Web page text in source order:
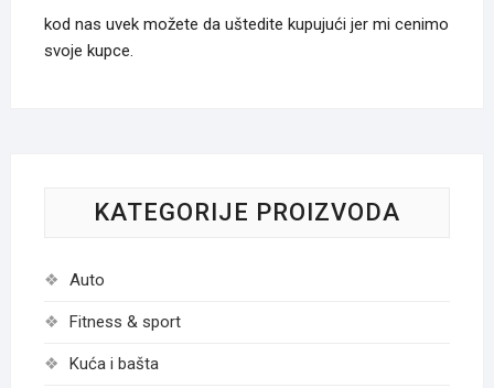
kod nas uvek možete da uštedite kupujući jer mi cenimo
svoje kupce.
KATEGORIJE PROIZVODA
Auto
Fitness & sport
Kuća i bašta